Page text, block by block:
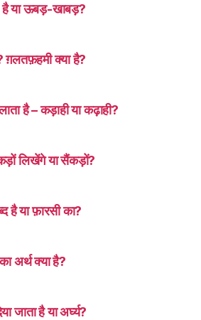
या ऊबड़-खाबड़?
क्या है?
है – कड़ाही या कढ़ाही?
लिखेंगे या सैंकड़ों?
है या फ़ारसी का?
अर्थ क्या है?
जाता है या अर्घ्य?